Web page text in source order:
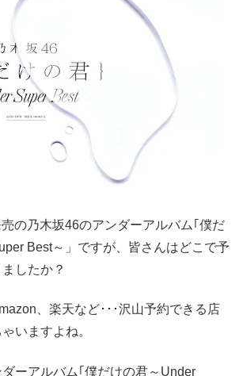
の乃木坂46のアンダーアルバム｢僕だ
Best～」ですが、皆さんはどこで予
したか？
、楽天など･･･沢山予約できる店
いますよね。
ーアルバム｢僕だけの君～Under